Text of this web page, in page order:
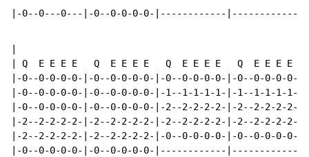
|-0--0---0---|-0--0-0-0-0-|------------
| Q  E E E E   Q  E E E E   Q  E E E E   Q  E E E E
|-0--0-0-0-0-|-0--0-0-0-0-|-0--0-0-0-0-|-0--0-0-0-0-
|-0--0-0-0-0-|-0--0-0-0-0-|-1--1-1-1-1-|-1--1-1-1-1-
|-0--0-0-0-0-|-0--0-0-0-0-|-2--2-2-2-2-|-2--2-2-2-2-
|-2--2-2-2-2-|-2--2-2-2-2-|-2--2-2-2-2-|-2--2-2-2-2-
|-2--2-2-2-2-|-2--2-2-2-2-|-0--0-0-0-0-|-0--0-0-
|-0--0-0-0-0-|-0--0-0-0-0-|------------